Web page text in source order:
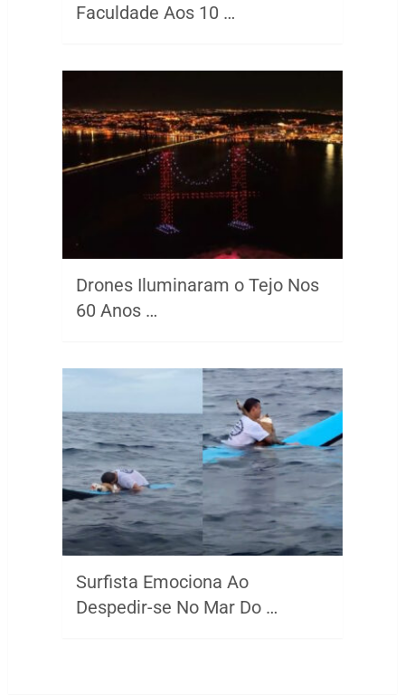
Faculdade Aos 10 …
Drones Iluminaram o Tejo Nos
60 Anos …
Surfista Emociona Ao
Despedir-se No Mar Do …